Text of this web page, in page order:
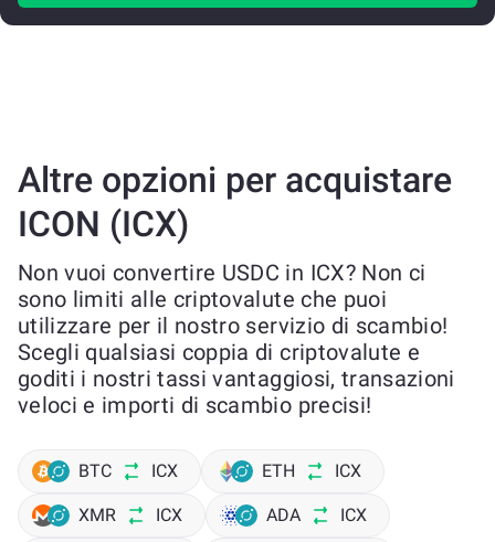
Altre opzioni per acquistare
ICON (ICX)
Non vuoi convertire USDC in ICX? Non ci
sono limiti alle criptovalute che puoi
utilizzare per il nostro servizio di scambio!
Scegli qualsiasi coppia di criptovalute e
goditi i nostri tassi vantaggiosi, transazioni
veloci e importi di scambio precisi!
BTC ICX ETH ICX
XMR ICX ADA ICX